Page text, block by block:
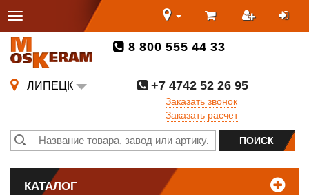
8 800 555 44 33
ЛИПЕЦК
+7 4742 52 26 95
Заказать звонок
Заказать расчет
КАТАЛОГ